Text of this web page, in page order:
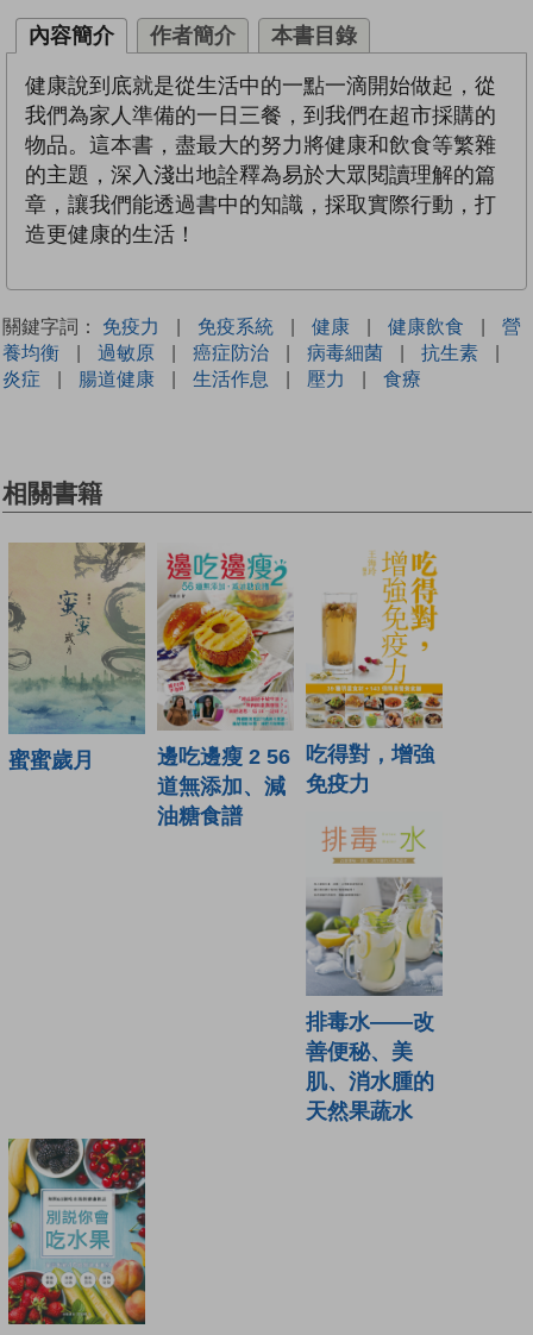
內容簡介 作者簡介 本書目錄
健康說到底就是從生活中的一點一滴開始做起，從
我們為家人準備的一日三餐，到我們在超市採購的
物品。這本書，盡最大的努力將健康和飲食等繁雜
的主題，深入淺出地詮釋為易於大眾閱讀理解的篇
章，讓我們能透過書中的知識，採取實際行動，打
造更健康的生活！
關鍵字詞： 免疫力 | 免疫系統 | 健康 | 健康飲食 |
營
養均衡
| 過敏原 | 癌症防治 | 病毒細菌 | 抗生素
|
炎症
| 腸道健康 | 生活作息 | 壓力 | 食療
相關書籍
蜜蜜歲月
邊吃邊瘦 2 56
道無添加、減
油糖食譜
吃得對，增強
免疫力
排毒水——改
善便秘、美
肌、消水腫的
天然果蔬水